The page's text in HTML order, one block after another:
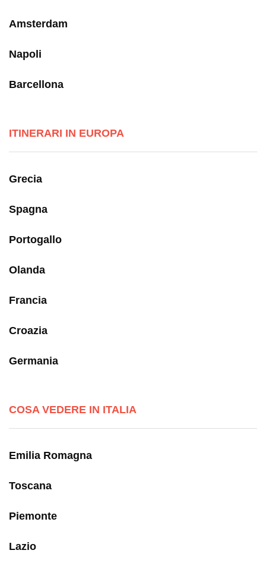
Amsterdam
Napoli
Barcellona
ITINERARI IN EUROPA
Grecia
Spagna
Portogallo
Olanda
Francia
Croazia
Germania
COSA VEDERE IN ITALIA
Emilia Romagna
Toscana
Piemonte
Lazio